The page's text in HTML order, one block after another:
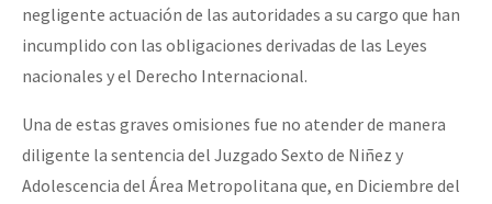
negligente actuación de las autoridades a su cargo que han
incumplido con las obligaciones derivadas de las Leyes
nacionales y el Derecho Internacional.
Una de estas graves omisiones fue no atender de manera
diligente la sentencia del Juzgado Sexto de Niñez y
Adolescencia del Área Metropolitana que, en Diciembre del